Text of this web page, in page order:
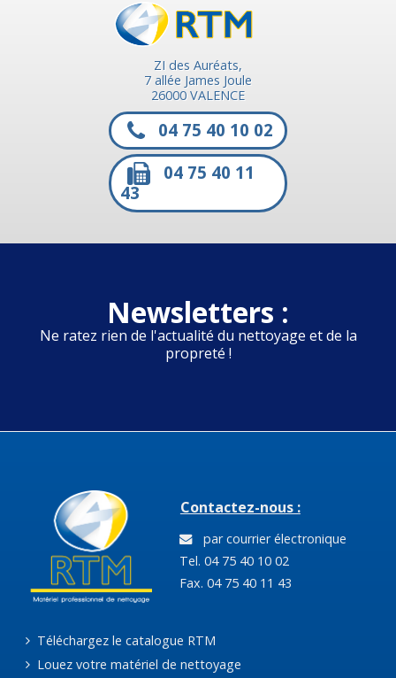
ZI des Auréats,
7 allée James Joule
26000 VALENCE
04 75 40 10 02
04 75 40 11
43
Newsletters :
Ne ratez rien de l'actualité du nettoyage et de la
propreté !
Contactez-nous :
par courrier électronique
Tel. 04 75 40 10 02
Fax. 04 75 40 11 43
Téléchargez le catalogue RTM
Louez votre matériel de nettoyage